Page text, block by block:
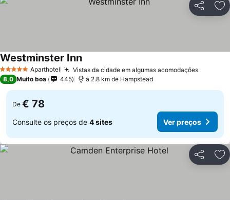
Partilhar
5 Estrelas Aparthotel Vistas da cidade em algumas acomodações
Westminster Inn
8,0 Muito boa 445 a 2.8 km de Hampstead
De € 78
Consulte os preços de 4 sites Ver preços
Partilhar